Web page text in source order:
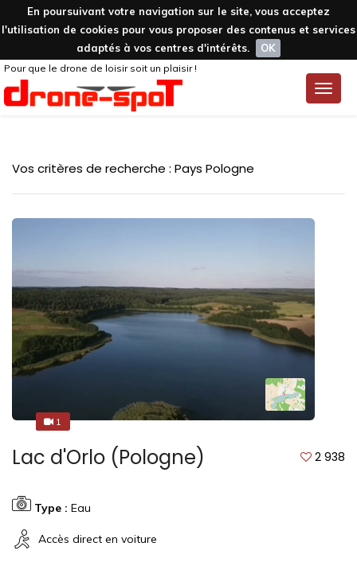
En poursuivant votre navigation sur le site, vous acceptez
l'utilisation de cookies pour vous proposer des contenus et services
adaptés à vos centres d'intérêts.
OK
Toggle
Pour que le drone de loisir soit un plaisir !
Vos critères de recherche : Pays Pologne
11
Lac d'Orlo (Pologne) 2 938
Type : Eau
Accès direct en voiture